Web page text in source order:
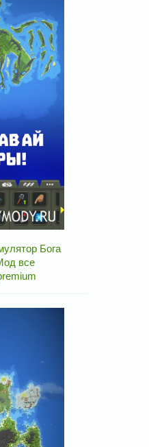
Бога
все